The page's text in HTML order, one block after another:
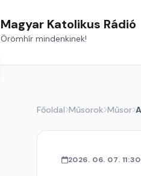
Magyar Katolikus Rádió
Örömhír mindenkinek!
Főoldal Műsorok Műsor
2026. 06. 07. 11:30